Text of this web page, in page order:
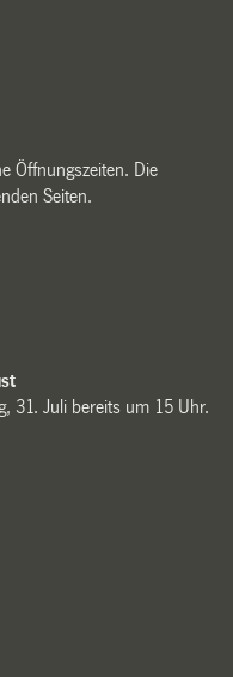
Öffnungszeiten. Die
Seiten.
31. Juli bereits um 15 Uhr.